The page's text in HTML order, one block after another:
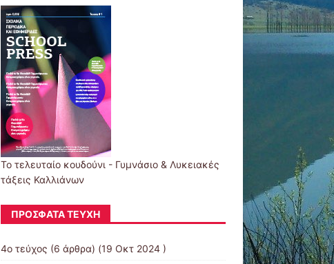
Το τελευταίο κουδούνι - Γυμνάσιο & Λυκειακές
τάξεις Καλλιάνων
ΠΡΌΣΦΑΤΑ ΤΕΎΧΗ
4ο τεύχος (6 άρθρα) (19 Οκτ 2024 )